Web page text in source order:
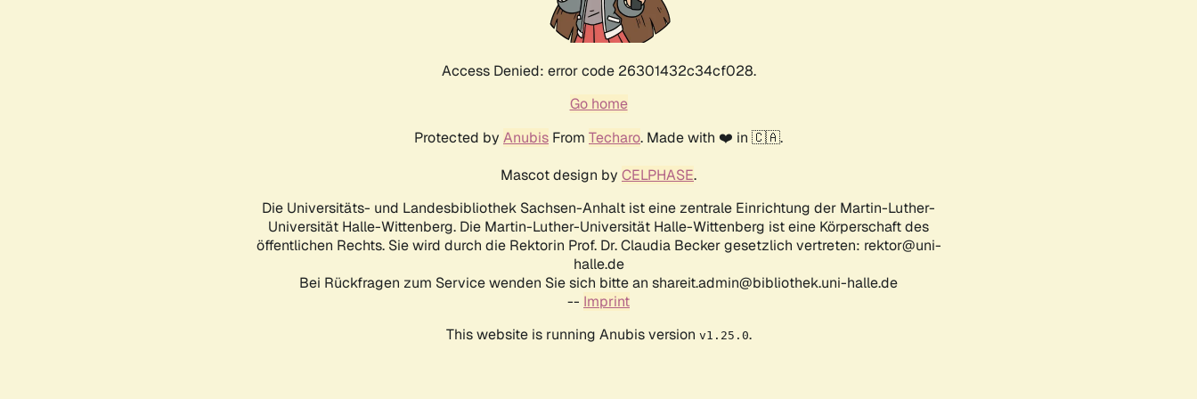
Access Denied: error code 26301432c34cf028.
Go home
Protected by Anubis From Techaro. Made with ❤️ in 🇨🇦.
Mascot design by CELPHASE.
Die Universitäts- und Landesbibliothek Sachsen-Anhalt ist eine zentrale Einrichtung der Martin-Luther-
Universität Halle-Wittenberg. Die Martin-Luther-Universität Halle-Wittenberg ist eine Körperschaft des
öffentlichen Rechts. Sie wird durch die Rektorin Prof. Dr. Claudia Becker gesetzlich vertreten: rektor@uni-
halle.de
Bei Rückfragen zum Service wenden Sie sich bitte an shareit.admin@bibliothek.uni-halle.de
-- Imprint
This website is running Anubis version v1.25.0.